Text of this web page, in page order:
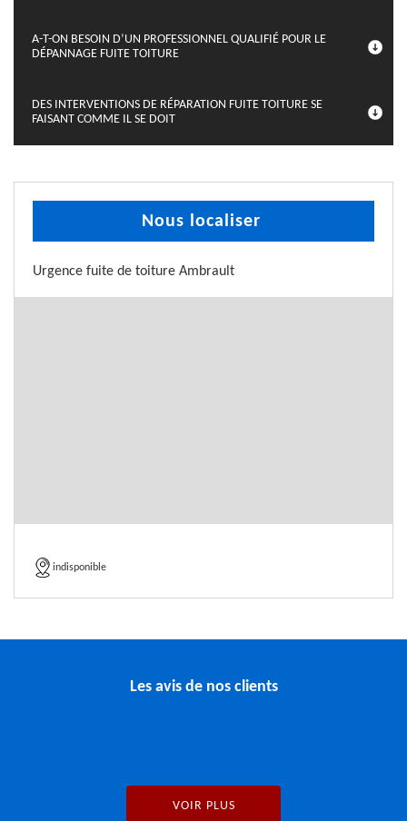
A-T-ON BESOIN D’UN PROFESSIONNEL QUALIFIÉ POUR LE
DÉPANNAGE FUITE TOITURE
DES INTERVENTIONS DE RÉPARATION FUITE TOITURE SE
FAISANT COMME IL SE DOIT
Nous localiser
Urgence fuite de toiture Ambrault
indisponible
Les avis de nos clients
VOIR PLUS